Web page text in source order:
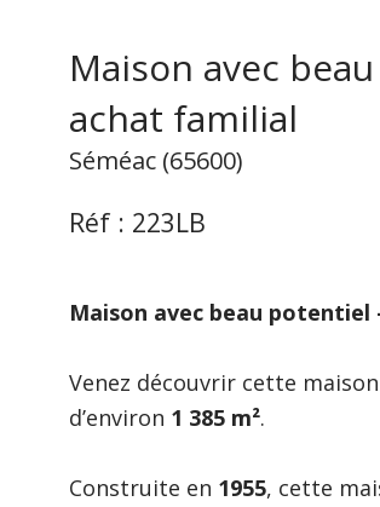
Maison avec
achat familial
Séméac (65600)
Réf : 223LB
Maison avec beau
Venez découvrir cette maison
d’environ 1 385 m².
Construite en 1955, cette